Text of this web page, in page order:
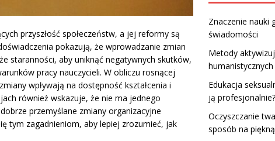
przyszłość społeczeństw, a jej reformy są
pokazują, że wprowadzanie zmian
staranności, aby uniknąć negatywnych skutków,
pracy nauczycieli. W obliczu rosnącej
wpływają na dostępność kształcenia i
również wskazuje, że nie ma jednego
przemyślane zmiany organizacyjne
tym zagadnieniom, aby lepiej zrozumieć, jak
Znaczenie nauki
świadomości
Metody
humanistycznych
Edukacja
ją profesjonalnie?
Oczyszczanie
sposób na